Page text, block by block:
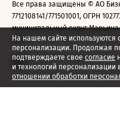
На нашем сайте
персонализации. Продолжая
подтверждаете свое согласие
и технологий персонализации
отношении обработки
Все права защищены © АО
7712108141/771501001, ОГРН
муниципальный округ Марьина
2026